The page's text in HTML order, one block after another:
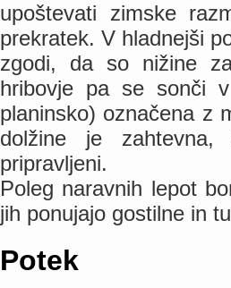
upoštevati zimske
prekratek. V hladnejši
zgodi, da so nižine
hribovje pa se sonči
planinsko) označena z
dolžine je
pripravljeni.
Poleg naravnih lepot
jih ponujajo gostilne in
Potek